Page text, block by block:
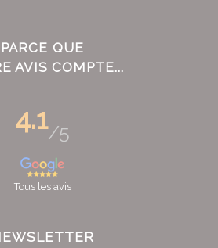
PARCE QUE
AVIS COMPTE...
4.1/5
Tous les avis